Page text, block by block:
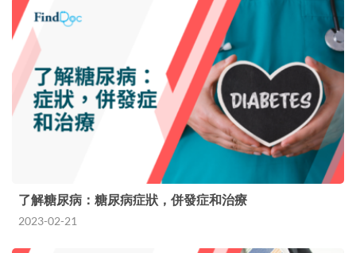
了解糖尿病：糖尿病症狀，併發症和治療
2023-02-21